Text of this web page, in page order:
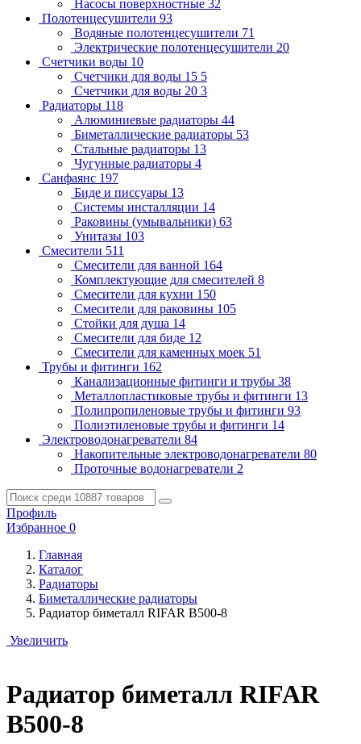
Насосы поверхностные 32
Полотенцесушители 93
Водяные полотенцесушители 71
Электрические полотенцесушители 20
Счетчики воды 10
Счетчики для воды 15 5
Счетчики для воды 20 3
Радиаторы 118
Алюминиевые радиаторы 44
Биметаллические радиаторы 53
Стальные радиаторы 13
Чугунные радиаторы 4
Санфаянс 197
Биде и писсуары 13
Системы инсталляции 14
Раковины (умывальники) 63
Унитазы 103
Смесители 511
Смесители для ванной 164
Комплектующие для смесителей 8
Смесители для кухни 150
Смесители для раковины 105
Стойки для душа 14
Смесители для биде 12
Смесители для каменных моек 51
Трубы и фитинги 162
Канализационные фитинги и трубы 38
Металлопластиковые трубы и фитинги 13
Полипропиленовые трубы и фитинги 93
Полиэтиленовые трубы и фитинги 14
Электроводонагреватели 84
Накопительные электроводонагреватели 80
Проточные водонагреватели 2
Профиль
Избранное 0
Главная
Каталог
Радиаторы
Биметаллические радиаторы
Радиатор биметалл RIFAR В500-8
Увеличить
Радиатор биметалл RIFAR
В500-8